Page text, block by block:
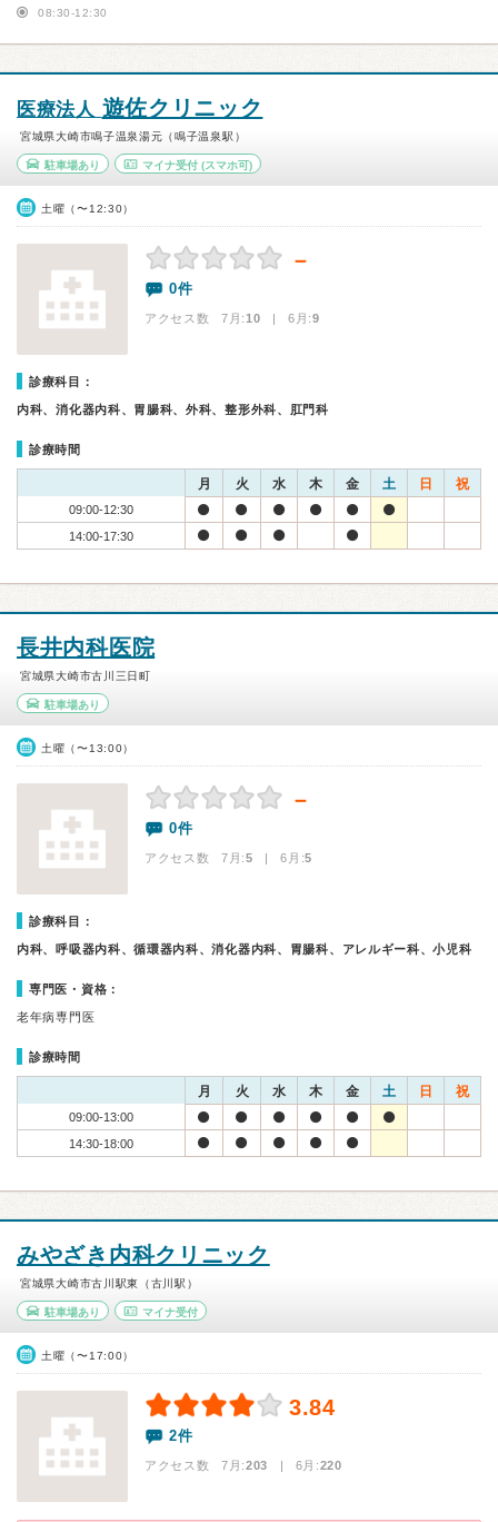
08:30-12:30
医療法人 遊佐クリニック
宮城県大崎市鳴子温泉湯元（鳴子温泉駅）
駐車場あり マイナ受付(スマホ可)
土曜（〜12:30）
－
0件
アクセス数 7月:10 | 6月:9
診療科目：
内科、消化器内科、胃腸科、外科、整形外科、肛門科
診療時間
月 火 水 木 金 土 日 祝
09:00-12:30
14:00-17:30
長井内科医院
宮城県大崎市古川三日町
駐車場あり
土曜（〜13:00）
－
0件
アクセス数 7月:5 | 6月:5
診療科目：
内科、呼吸器内科、循環器内科、消化器内科、胃腸科、アレルギー科、小児科
専門医・資格：
老年病専門医
診療時間
月 火 水 木 金 土 日 祝
09:00-13:00
14:30-18:00
みやざき内科クリニック
宮城県大崎市古川駅東（古川駅）
駐車場あり マイナ受付
土曜（〜17:00）
3.84
2件
アクセス数 7月:203 | 6月:220